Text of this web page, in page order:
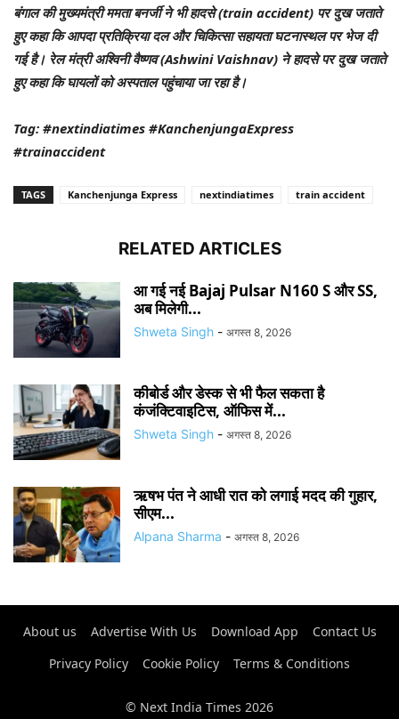
बंगाल की मुख्यमंत्री ममता बनर्जी ने भी हादसे (train accident) पर दुख जताते
हुए कहा कि आपदा प्रतिक्रिया दल और चिकित्सा सहायता घटनास्थल पर भेज दी
गई है। रेल मंत्री अश्विनी वैष्णव (Ashwini Vaishnav) ने हादसे पर दुख जताते
हुए कहा कि घायलों को अस्पताल पहुंचाया जा रहा है।
Tag: #nextindiatimes #KanchenjungaExpress
#trainaccident
TAGS Kanchenjunga Express nextindiatimes train accident
RELATED ARTICLES
आ गई नई Bajaj Pulsar N160 S और SS,
अब मिलेगी...
Shweta Singh - अगस्त 8, 2026
कीबोर्ड और डेस्क से भी फैल सकता है
कंजंक्टिवाइटिस, ऑफिस में...
Shweta Singh - अगस्त 8, 2026
ऋषभ पंत ने आधी रात को लगाई मदद की गुहार,
सीएम...
Alpana Sharma - अगस्त 8, 2026
About us Advertise With Us Download App
Contact Us
Privacy Policy
Cookie Policy Terms & Conditions
© Next India Times 2026